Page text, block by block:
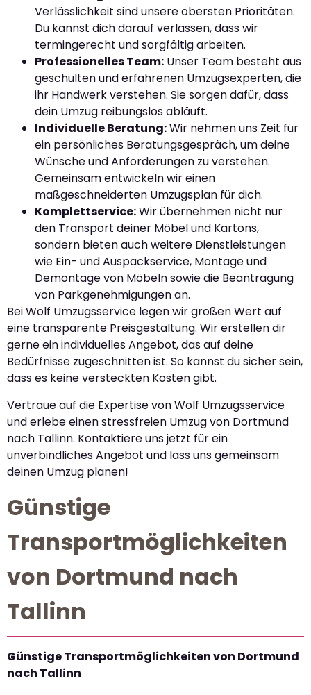
Verlässlichkeit sind unsere obersten Prioritäten.
Du kannst dich darauf verlassen, dass wir
termingerecht und sorgfältig arbeiten.
Professionelles Team: Unser Team besteht aus
geschulten und erfahrenen Umzugsexperten, die
ihr Handwerk verstehen. Sie sorgen dafür, dass
dein Umzug reibungslos abläuft.
Individuelle Beratung:Wir nehmen uns Zeit für
ein persönliches Beratungsgespräch, um deine
Wünsche und Anforderungen zu verstehen.
Gemeinsam entwickeln wir einen
maßgeschneiderten Umzugsplan für dich.
Komplettservice:Wir übernehmen nicht nur
den Transport deiner Möbel und Kartons,
sondern bieten auch weitere Dienstleistungen
wie Ein- und Auspackservice, Montage und
Demontage von Möbeln sowie die Beantragung
von Parkgenehmigungen an.
Bei Wolf Umzugsservice legen wir großen Wert auf
eine transparente Preisgestaltung. Wir erstellen dir
gerne ein individuelles Angebot, das auf deine
Bedürfnisse zugeschnitten ist. So kannst du sicher sein,
dass es keine versteckten Kosten gibt.
Vertraue auf die Expertise von Wolf Umzugsservice
und erlebe einen stressfreien Umzug von Dortmund
nach Tallinn. Kontaktiere uns jetzt für ein
unverbindliches Angebot und lass uns gemeinsam
deinen Umzug planen!
Günstige
Transportmöglichkeiten
von Dortmund nach
Tallinn
Günstige Transportmöglichkeiten von Dortmund
nach Tallinn